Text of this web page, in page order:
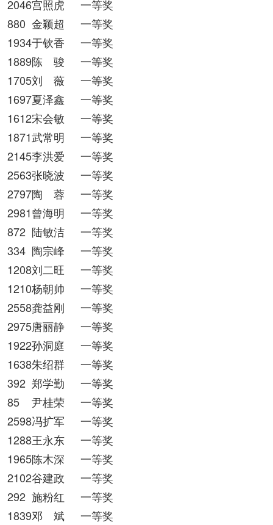
2046宫照虎
一等奖
880 金颖超
一等奖
1934于钦香
一等奖
1889陈 骏
一等奖
1705刘 薇
一等奖
1697夏泽鑫
一等奖
1612宋会敏
一等奖
1871武常明
一等奖
2145李洪爱
一等奖
2563张晓波
一等奖
2797陶 蓉
一等奖
2981曾海明
一等奖
872 陆敏洁
一等奖
334 陶宗峰
一等奖
1208刘二旺
一等奖
1210杨朝帅
一等奖
2558龚益刚
一等奖
2975唐丽静
一等奖
1922孙洞庭
一等奖
1638朱绍群
一等奖
392 郑学勤
一等奖
85
尹桂荣
一等奖
2598冯扩军
一等奖
1288王永东
一等奖
1965陈木深
一等奖
2102谷建政
一等奖
292 施粉红
一等奖
1839邓 斌
一等奖